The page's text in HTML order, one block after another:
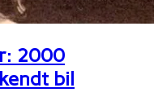
2000
bil